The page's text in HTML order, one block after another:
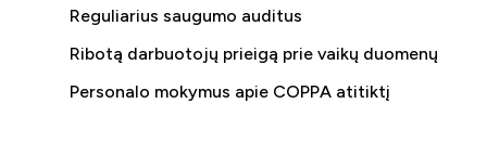
Reguliarius saugumo auditus
Ribotą darbuotojų prieigą prie vaikų duomenų
Personalo mokymus apie COPPA atitiktį